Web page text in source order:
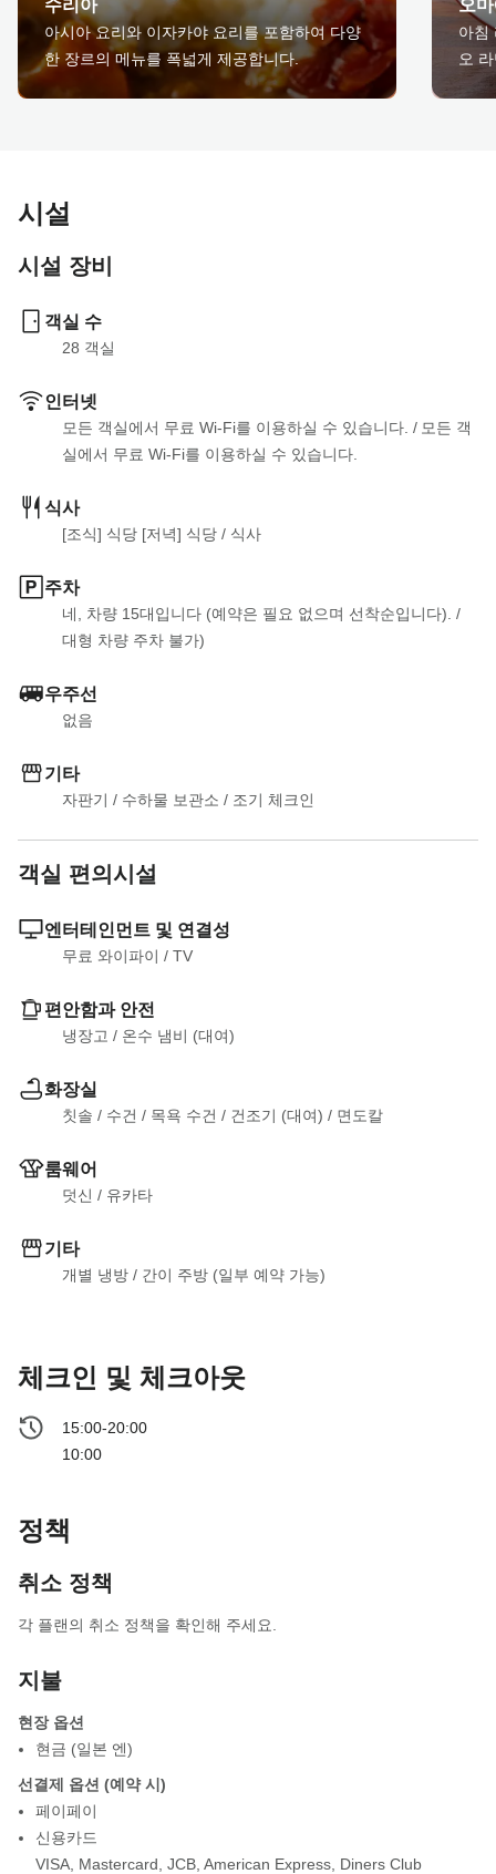
수리아
아시아 요리와 이자카야 요리를 포함하여 다양
한 장르의 메뉴를 폭넓게 제공합니다.
오
아침
오
시설
시설 장비
객실 수
28 객실
인터넷
모든 객실에서 무료 Wi-Fi를 이용하실 수 있습니다. / 모든 객
실에서 무료 Wi-Fi를 이용하실 수 있습니다.
식사
[조식] 식당 [저녁] 식당 / 식사
주차
네, 차량 15대입니다 (예약은 필요 없으며 선착순입니다).
대형 차량 주차 불가)
우주선
없음
기타
자판기 / 수하물 보관소 / 조기 체크인
객실 편의시설
엔터테인먼트 및 연결성
무료 와이파이 / TV
편안함과 안전
냉장고 / 온수 냄비 (대여)
화장실
칫솔 / 수건 / 목욕 수건 / 건조기 (대여) / 면도칼
룸웨어
덧신 / 유카타
기타
개별 냉방 / 간이 주방 (일부 예약 가능)
체크인 및 체크아웃
15:00-20:00
10:00
정책
취소 정책
각 플랜의 취소 정책을 확인해 주세요.
지불
현장 옵션
현금 (일본 엔)
선결제 옵션 (예약 시)
페이페이
신용카드
VISA Mastercard JCB American Express Diners Club